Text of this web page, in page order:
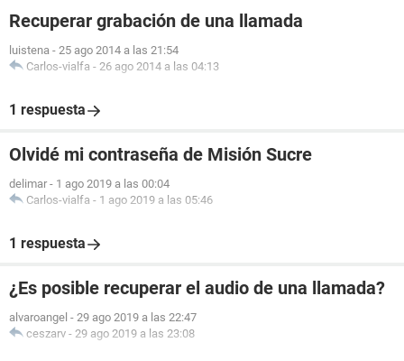
Recuperar grabación de una llamada
luistena - 25 ago 2014 a las 21:54
Carlos-vialfa - 26 ago 2014 a las 04:13
1 respuesta
Olvidé mi contraseña de Misión Sucre
delimar - 1 ago 2019 a las 00:04
Carlos-vialfa - 1 ago 2019 a las 05:46
1 respuesta
¿Es posible recuperar el audio de una llamada?
alvaroangel - 29 ago 2019 a las 22:47
ceszarv - 29 ago 2019 a las 23:08